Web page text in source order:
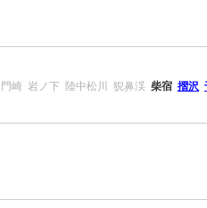
崎 岩ノ下 陸中松川 猊鼻渓 柴宿 摺沢